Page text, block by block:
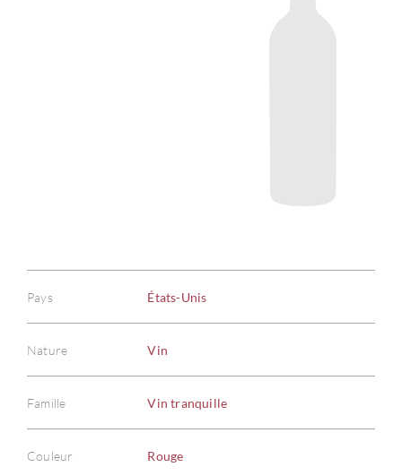
Pays États-Unis
Nature Vin
Famille Vin tranquille
Couleur Rouge